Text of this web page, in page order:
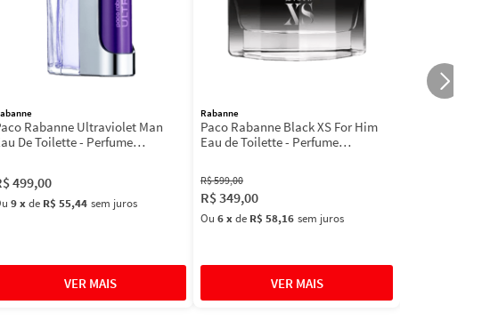
Rabanne Ultraviolet Man
De Toilette - Perfume
499,00
9xde R$ 55,44 sem juros
Rabanne
Paco Rabanne Black XS For Him
Eau de Toilette - Perfume
R$599,00
R$349,00
Ou 6xde R$ 58,16 sem juros